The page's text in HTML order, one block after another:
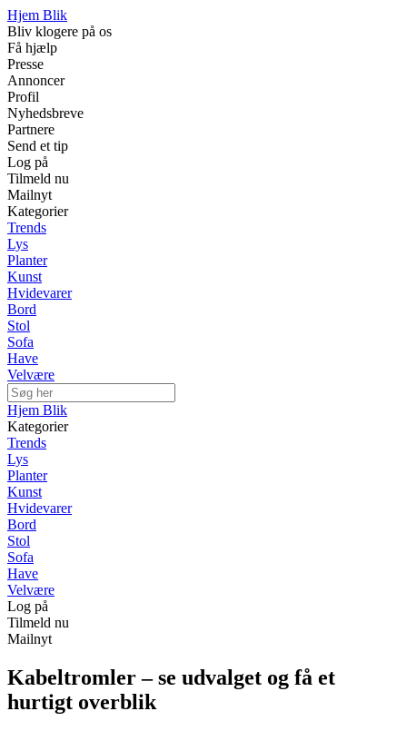
Hjem Blik
Bliv klogere på os
Få hjælp
Presse
Annoncer
Profil
Nyhedsbreve
Partnere
Send et tip
Log på
Tilmeld nu
Mailnyt
Kategorier
Trends
Lys
Planter
Kunst
Hvidevarer
Bord
Stol
Sofa
Have
Velvære
Hjem Blik
Kategorier
Trends
Lys
Planter
Kunst
Hvidevarer
Bord
Stol
Sofa
Have
Velvære
Log på
Tilmeld nu
Mailnyt
Kabeltromler – se udvalget og få et
hurtigt overblik